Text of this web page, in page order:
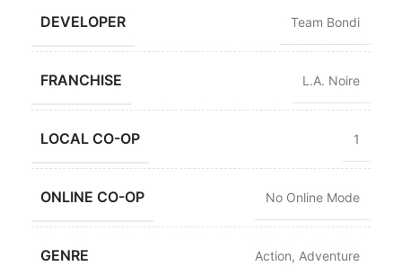
DEVELOPER Team Bondi
FRANCHISE L.A. Noire
LOCAL CO-OP 1
ONLINE CO-OP No Online Mode
GENRE Action, Adventure